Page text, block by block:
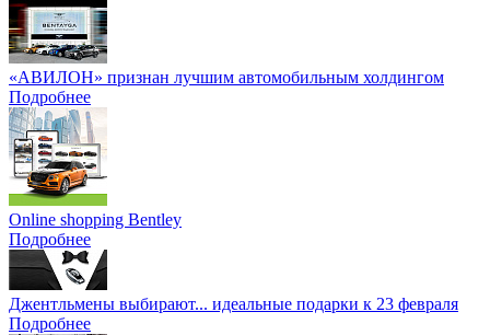
«АВИЛОН» признан лучшим автомобильным холдингом
Подробнее
Online shopping Bentley
Подробнее
Джентльмены выбирают... идеальные подарки к 23 февраля
Подробнее